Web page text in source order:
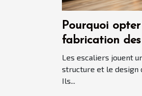
Pourquoi
fabrication des
mesure ?
Les escaliers jouent
structure et le design
Ils...